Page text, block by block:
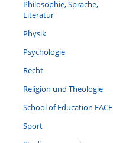
Philosophie, Sprache,
Literatur
Physik
Psychologie
Recht
Religion und Theologie
School of Education FACE
Sport